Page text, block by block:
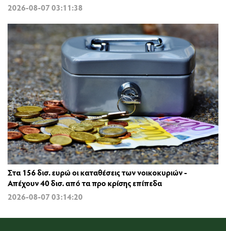
2026-08-07 03:11:38
Στα 156 δισ. ευρώ οι καταθέσεις των νοικοκυριών -
Απέχουν 40 δισ. από τα προ κρίσης επίπεδα
2026-08-07 03:14:20